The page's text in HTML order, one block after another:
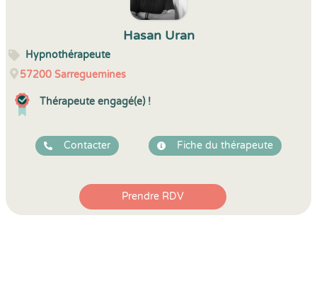
Hasan Uran
Hypnothérapeute
57200 Sarreguemines
Thérapeute engagé(e) !
Contacter Fiche du thérapeute
Prendre RDV